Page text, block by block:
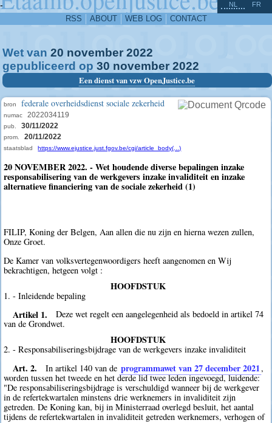
-
RSS ABOUT WEB LOG CONTACT
NL FR
Wet van 20 november 2022
gepubliceerd op 30 november 2022
Een dienst van vzw OpenJustice.be
bron federale overheidsdienst sociale zekerheid
numac 2022034119
pub. 30/11/2022
prom. 20/11/2022
staatsblad https://www.ejustice.just.fgov.be/cgi/article_body(...)
20 NOVEMBER 2022. - Wet houdende diverse bepalingen inzake
responsabilisering van de werkgevers inzake invaliditeit en inzake
alternatieve financiering van de sociale zekerheid (1)
FILIP, Koning der Belgen, Aan allen die nu zijn en hierna wezen zullen,
Onze Groet.
De Kamer van volksvertegenwoordigers heeft aangenomen en Wij
bekrachtigen, hetgeen volgt :
HOOFDSTUK
1. - Inleidende bepaling
Artikel 1.
Deze wet regelt een aangelegenheid als bedoeld in artikel 74
van de Grondwet.
HOOFDSTUK
2. - Responsabiliseringsbijdrage van de werkgevers inzake invaliditeit
Art. 2. In artikel 140 van de programmawet van 27 december 2021,
worden tussen het tweede en het derde lid twee leden ingevoegd, luidende:
"De responsabiliseringsbijdrage is verschuldigd wanneer bij de werkgever
in de refertekwartalen minstens drie werknemers in invaliditeit zijn
getreden. De Koning kan, bij in Ministerraad overlegd besluit, het aantal
tijdens de refertekwartalen in invaliditeit getreden werknemers, verhogen of
^